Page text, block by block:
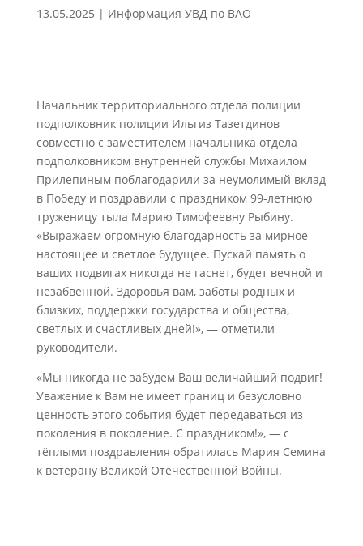
13.05.2025 | Информация УВД по ВАО
Начальник территориального отдела полиции
подполковник полиции Ильгиз Тазетдинов
совместно с заместителем начальника отдела
подполковником внутренней службы Михаилом
Прилепиным поблагодарили за неумолимый вклад
в Победу и поздравили с праздником 99-летнюю
труженицу тыла Марию Тимофеевну Рыбину.
«Выражаем огромную благодарность за мирное
настоящее и светлое будущее. Пускай память о
ваших подвигах никогда не гаснет, будет вечной и
незабвенной. Здоровья вам, заботы родных и
близких, поддержки государства и общества,
светлых и счастливых дней!», — отметили
руководители.
«Мы никогда не забудем Ваш величайший подвиг!
Уважение к Вам не имеет границ и безусловно
ценность этого события будет передаваться из
поколения в поколение. С праздником!», — с
тёплыми поздравления обратилась Мария Семина
к ветерану Великой Отечественной Войны.